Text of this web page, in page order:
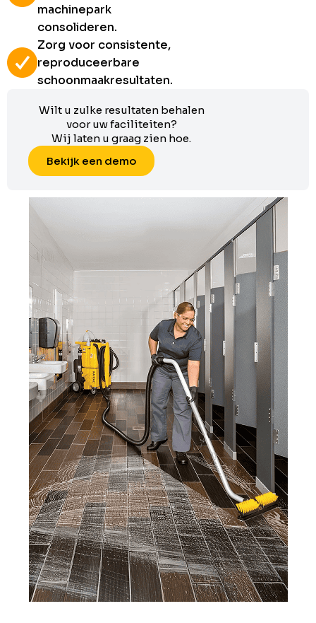
machinepark
consolideren.
Zorg voor consistente,
reproduceerbare
schoonmaakresultaten.
Wilt u zulke resultaten behalen
voor uw faciliteiten?
Wij laten u graag zien hoe.
Bekijk een demo